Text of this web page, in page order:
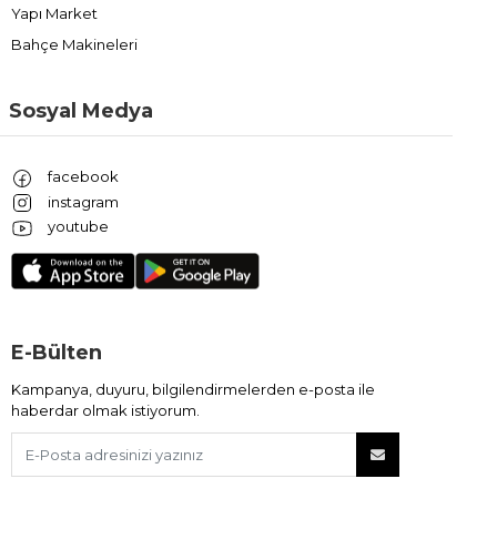
Yapı Market
Bahçe Makineleri
Sosyal Medya
facebook
instagram
youtube
E-Bülten
Kampanya, duyuru, bilgilendirmelerden e-posta ile
haberdar olmak istiyorum.